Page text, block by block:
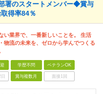
署のスタートメンバー◆賞与
得率84％
い業界で、一番新しいことを。 生活
物流の未来を、ゼロから学んでつくる
学歴不問 ベテランOK
賞与複数月 面接1回